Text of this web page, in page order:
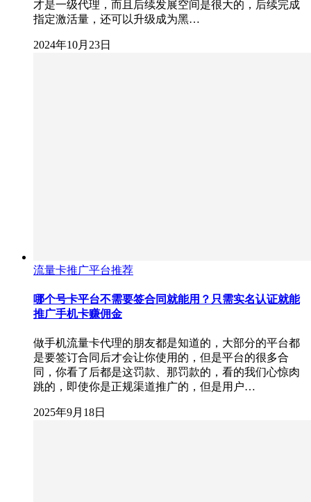
才是一级代理，而且后续发展空间是很大的，后续完成
指定激活量，还可以升级成为黑…
2024年10月23日
流量卡推广平台推荐
哪个号卡平台不需要签合同就能用？只需实名认证就能
推广手机卡赚佣金
做手机流量卡代理的朋友都是知道的，大部分的平台都
是要签订合同后才会让你使用的，但是平台的很多合
同，你看了后都是这罚款、那罚款的，看的我们心惊肉
跳的，即使你是正规渠道推广的，但是用户…
2025年9月18日